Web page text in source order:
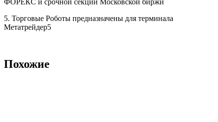
5. Торговые Роботы предназначены для терминала
Метатрейдер5
Похожие